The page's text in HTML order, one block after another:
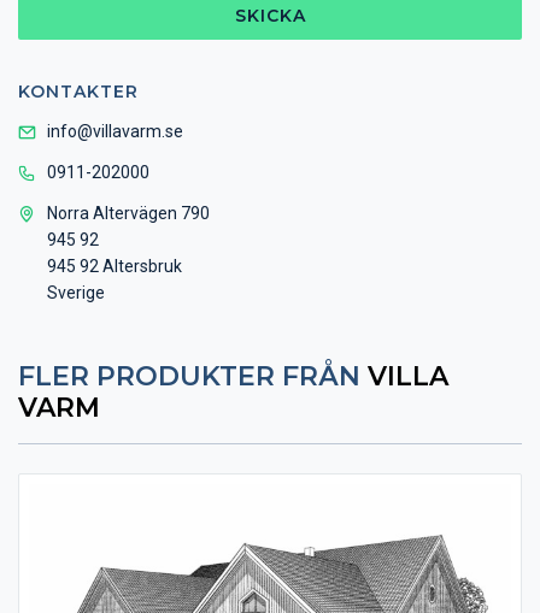
SKICKA
KONTAKTER
info@villavarm.se
0911-202000
Norra Altervägen 790
945 92
945 92 Altersbruk
Sverige
FLER PRODUKTER FRÅN VILLA
VARM